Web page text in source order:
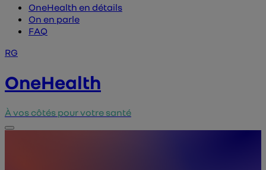
OneHealth en détails
On en parle
FAQ
RG
OneHealth
À vos côtés pour votre santé